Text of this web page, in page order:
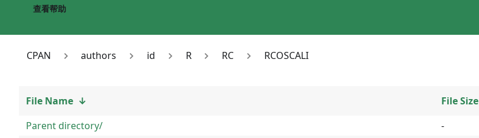
查看帮助
CPAN authors id R RC RCOSCALI
File Name ↓ File Size
Parent directory/
-